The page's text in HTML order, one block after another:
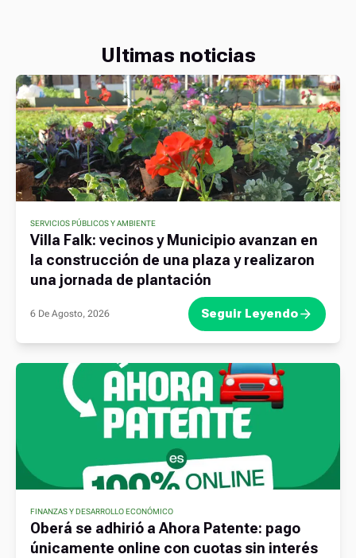
Ultimas noticias
SERVICIOS PÚBLICOS Y AMBIENTE
Villa Falk: vecinos y Municipio avanzan en
la construcción de una plaza y realizaron
una jornada de plantación
6 De Agosto, 2026 Seguir Leyendo
FINANZAS Y DESARROLLO ECONÓMICO
Oberá se adhirió a Ahora Patente: pago
únicamente online con cuotas sin interés